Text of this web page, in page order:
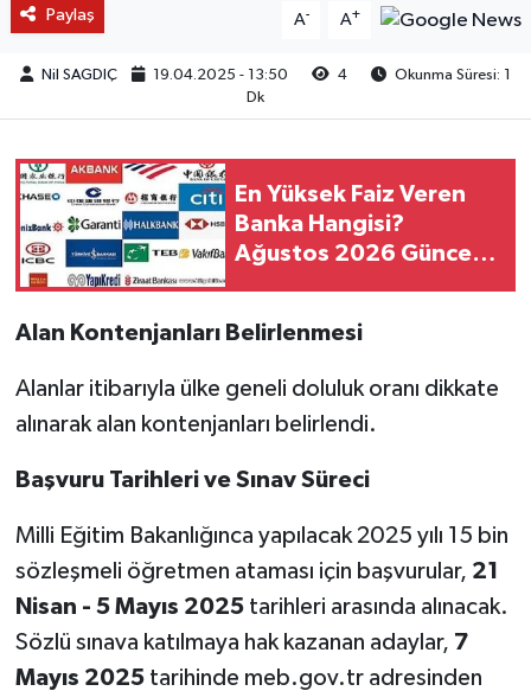
Paylaş A- A+
Nil SAGDIÇ 19.04.2025 - 13:50 4
Okunma Süresi: 1
Dk
En Yüksek Faiz Veren
Banka Hangisi?
Ağustos 2026 Güncel
Alan Kontenjanları Belirlenmesi
Alanlar itibarıyla ülke geneli doluluk oranı dikkate
alınarak alan kontenjanları belirlendi.
Başvuru Tarihleri ve Sınav Süreci
Milli Eğitim Bakanlığınca yapılacak 2025 yılı 15 bin
sözleşmeli öğretmen ataması için başvurular, 21
Nisan - 5 Mayıs 2025tarihleri arasında alınacak.
Sözlü sınava katılmaya hak kazanan adaylar, 7
Mayıs 2025tarihinde meb.gov.tr adresinden